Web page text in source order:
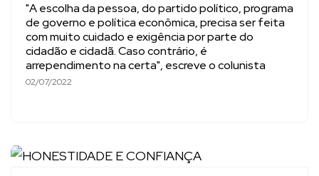
"A escolha da pessoa, do partido político, programa
de governo e política econômica, precisa ser feita
com muito cuidado e exigência por parte do
cidadão e cidadã. Caso contrário, é
arrependimento na certa", escreve o colunista
02/07/2022